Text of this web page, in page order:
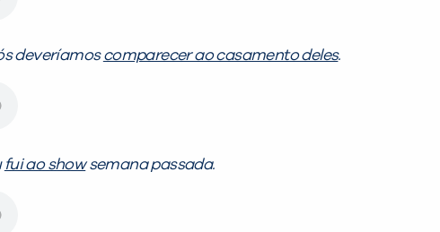
deveríamoscomparecer ao casamento deles.
fui ao showsemana passada.